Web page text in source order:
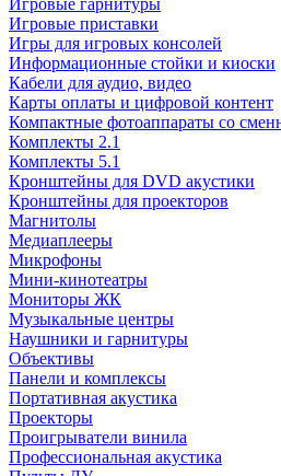
Игровые гарнитуры
Игровые приставки
Игры для игровых консолей
Информационные стойки и киоски
Кабели для аудио, видео
Карты оплаты и цифровой контент
Компактные фотоаппараты со
Комплекты 2.1
Комплекты 5.1
Кронштейны для DVD акустики
Кронштейны для проекторов
Магнитолы
Медиаплееры
Микрофоны
Мини-кинотеатры
Мониторы ЖК
Музыкальные центры
Наушники и гарнитуры
Объективы
Панели и комплексы
Портативная акустика
Проекторы
Проигрыватели винила
Профессиональная акустика